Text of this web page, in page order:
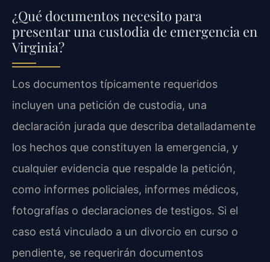
¿Qué documentos necesito para
presentar una custodia de emergencia en
Virginia?
Los documentos típicamente requeridos
incluyen una petición de custodia, una
declaración jurada que describa detalladamente
los hechos que constituyen la emergencia, y
cualquier evidencia que respalde la petición,
como informes policiales, informes médicos,
fotografías o declaraciones de testigos. Si el
caso está vinculado a un divorcio en curso o
pendiente, se requerirán documentos